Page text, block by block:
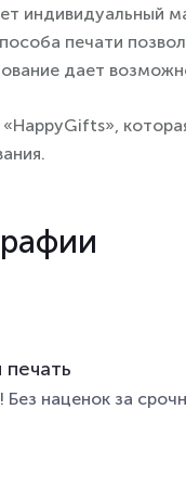
индивидуальный
печати
дает
Без наценок за